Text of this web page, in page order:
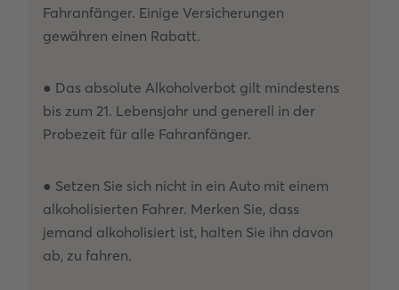
Fahranfänger. Einige Versicherungen
gewähren einen Rabatt.
● Das absolute Alkoholverbot gilt mindestens
bis zum 21. Lebensjahr und generell in der
Probezeit für alle Fahranfänger.
● Setzen Sie sich nicht in ein Auto mit einem
alkoholisierten Fahrer. Merken Sie, dass
jemand alkoholisiert ist, halten Sie ihn davon
ab, zu fahren.